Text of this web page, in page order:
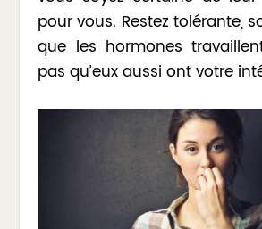
pour vous. Restez tolérante,
que les hormones
pas qu’eux aussi ont votre